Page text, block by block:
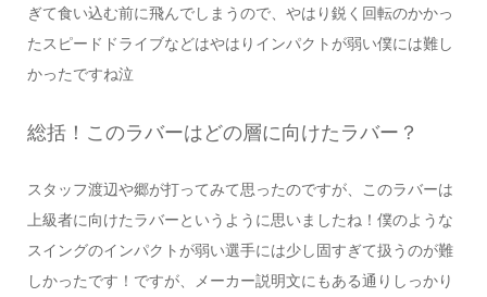
ぎて食い込む前に飛んでしまうので、やはり鋭く回転のかかっ
たスピードドライブなどはやはりインパクトが弱い僕には難し
かったですね泣
総括！このラバーはどの層に向けたラバー？
スタッフ渡辺や郷が打ってみて思ったのですが、このラバーは
上級者に向けたラバーというように思いましたね！僕のような
スイングのインパクトが弱い選手には少し固すぎて扱うのが難
しかったです！ですが、メーカー説明文にもある通りしっかり